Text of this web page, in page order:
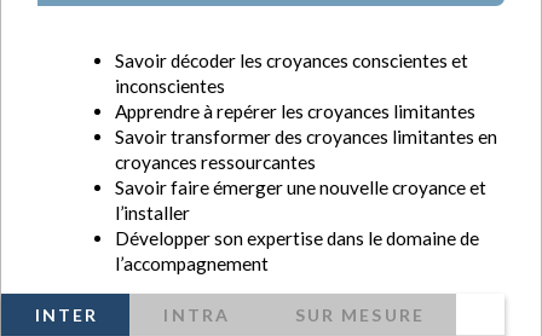
Savoir décoder les croyances conscientes et
inconscientes
Apprendre à repérer les croyances limitantes
Savoir transformer des croyances limitantes en
croyances ressourcantes
Savoir faire émerger une nouvelle croyance et
l’installer
Développer son expertise dans le domaine de
l’accompagnement
INTER INTRA SUR MESURE